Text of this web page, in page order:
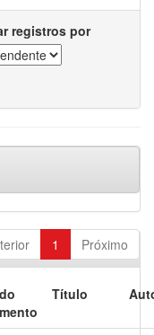
registros por
1 Próximo
Título